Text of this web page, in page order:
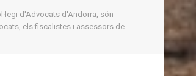
d'Advocats d'Andorra, són
els fiscalistes i assessors de